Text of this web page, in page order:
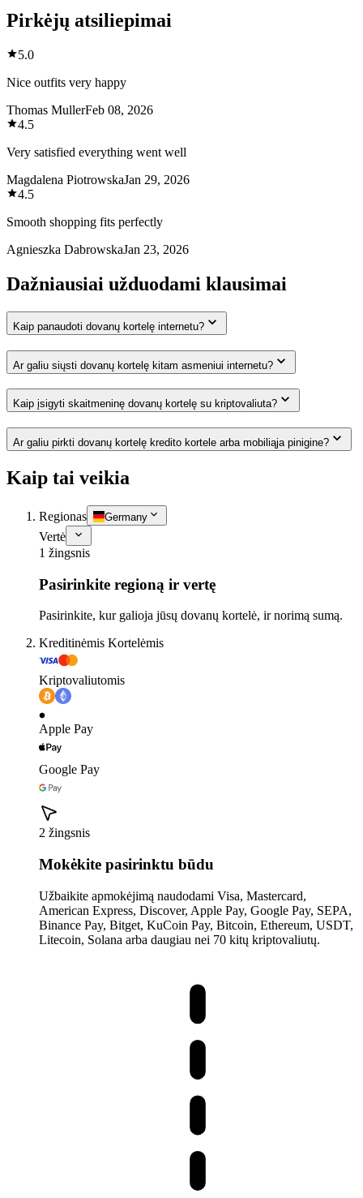
Pirkėjų atsiliepimai
5.0
Nice outfits very happy
Thomas MullerFeb 08, 2026
4.5
Very satisfied everything went well
Magdalena PiotrowskaJan 29, 2026
4.5
Smooth shopping fits perfectly
Agnieszka DabrowskaJan 23, 2026
Dažniausiai užduodami klausimai
Kaip panaudoti dovanų kortelę internetu?
Ar galiu siųsti dovanų kortelę kitam asmeniui internetu?
Kaip įsigyti skaitmeninę dovanų kortelę su kriptovaliuta?
Ar galiu pirkti dovanų kortelę kredito kortele arba mobiliąja pinigine?
Kaip tai veikia
Regionas Germany
Vertė
1 žingsnis
Pasirinkite regioną ir vertę
Pasirinkite, kur galioja jūsų dovanų kortelė, ir norimą sumą.
Kreditinėmis Kortelėmis
Kriptovaliutomis
Apple Pay
Google Pay
2 žingsnis
Mokėkite pasirinktu būdu
Užbaikite apmokėjimą naudodami Visa, Mastercard,
American Express, Discover, Apple Pay, Google Pay, SEPA,
Binance Pay, Bitget, KuCoin Pay, Bitcoin, Ethereum, USDT,
Litecoin, Solana arba daugiau nei 70 kitų kriptovaliutų.